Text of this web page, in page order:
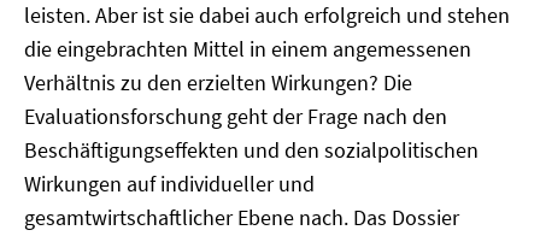
leisten. Aber ist sie dabei auch erfolgreich und stehen
die eingebrachten Mittel in einem angemessenen
Verhältnis zu den erzielten Wirkungen? Die
Evaluationsforschung geht der Frage nach den
Beschäftigungseffekten und den sozialpolitischen
Wirkungen auf individueller und
gesamtwirtschaftlicher Ebene nach. Das Dossier